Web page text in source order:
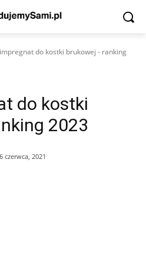
impregnat do kostki brukowej - ranking
do kostki
2023
6 czerwca, 2021